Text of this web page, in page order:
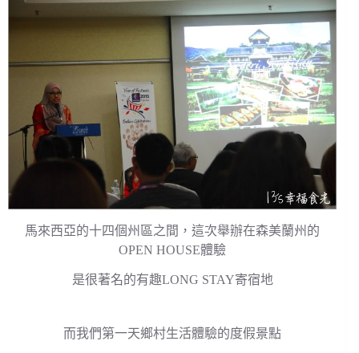
馬來西亞的十四個州區之間，這次舉辦在森美蘭州的
OPEN HOUSE體驗
是很著名的有趣LONG STAY寄宿地
而我們第一天鄉村生活體驗的度假景點